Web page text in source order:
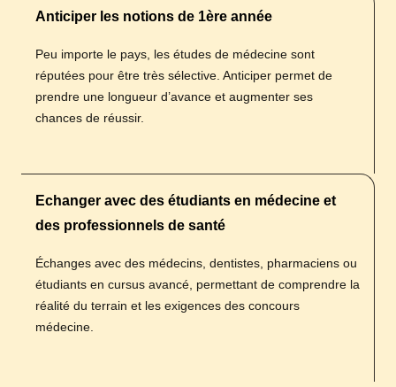
Anticiper les notions de 1ère année
Peu importe le pays, les études de médecine sont
réputées pour être très sélective. Anticiper permet de
prendre une longueur d’avance et augmenter ses
chances de réussir.
Echanger avec des étudiants en médecine et
des professionnels de santé
Échanges avec des médecins, dentistes, pharmaciens ou
étudiants en cursus avancé, permettant de comprendre la
réalité du terrain et les exigences des concours
médecine.